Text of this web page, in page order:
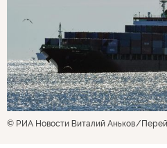
© РИА Новости Виталий Аньков